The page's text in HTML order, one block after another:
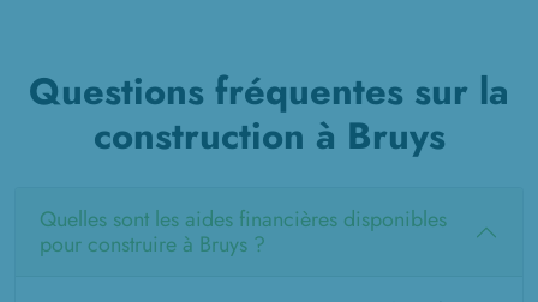
Questions fréquentes sur la
construction à Bruys
Quelles sont les aides financières disponibles
pour construire à Bruys ?